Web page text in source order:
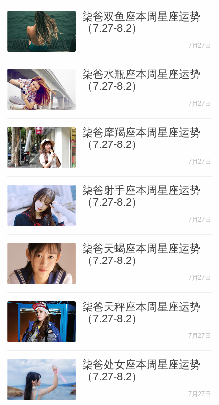
柒爸双鱼座本周星座运势
（7.27-8.2）
7月27日
柒爸水瓶座本周星座运势
（7.27-8.2）
7月27日
柒爸摩羯座本周星座运势
（7.27-8.2）
7月27日
柒爸射手座本周星座运势
（7.27-8.2）
7月27日
柒爸天蝎座本周星座运势
（7.27-8.2）
7月27日
柒爸天秤座本周星座运势
（7.27-8.2）
7月27日
柒爸处女座本周星座运势
（7.27-8.2）
7月27日